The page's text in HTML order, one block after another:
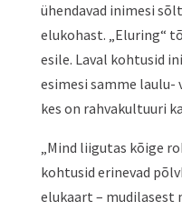
ühendavad inimesi
elukohast. „Eluring“
esile. Laval kohtusid
esimesi samme laulu-
kes on rahvakultuuri
„Mind liigutas kõige
kohtusid erinevad
elukaart – mudilasest